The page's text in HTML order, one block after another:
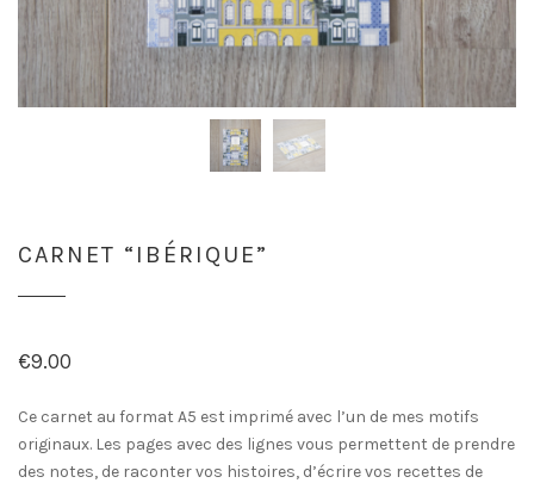
CARNET “IBÉRIQUE”
€9.00
Ce carnet au format A5 est imprimé avec l’un de mes motifs
originaux. Les pages avec des lignes vous permettent de prendre
des notes, de raconter vos histoires, d’écrire vos recettes de